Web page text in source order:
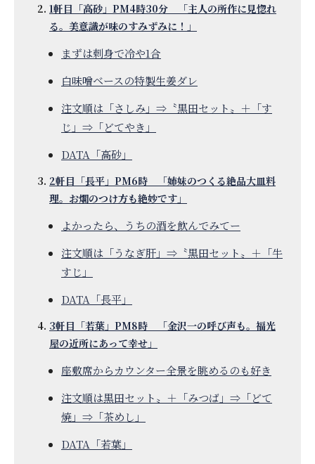
1軒目「高砂」PM4時30分 「主人の所作に見惚れ
る。美意識が味のすみずみに！」
まずは刺身で冷や1合
白味噌ベースの特製生姜ダレ
注文順は「さしみ」⇒〝黒田セット〟＋「す
じ」⇒「どてやき」
DATA「高砂」
2軒目「長平」PM6時 「姉妹のつくる絶品大皿料
理。お燗のつけ方も絶妙です」
よかったら、うちの酒を飲んでみてー
注文順は「うなぎ肝」⇒〝黒田セット〟＋「牛
すじ」
DATA「長平」
3軒目「若葉」PM8時 「金沢一の呼び声も。福光
屋の近所にあって幸せ」
座敷席からカウンター全景を眺めるのも好き
注文順は黒田セット〟＋「みつば」⇒「どて
焼」⇒「茶めし」
DATA「若葉」